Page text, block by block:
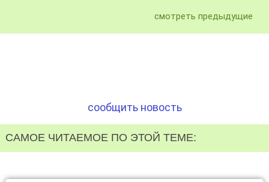
смотреть предыдущие
сообщить новость
САМОЕ ЧИТАЕМОЕ ПО ЭТОЙ ТЕМЕ: